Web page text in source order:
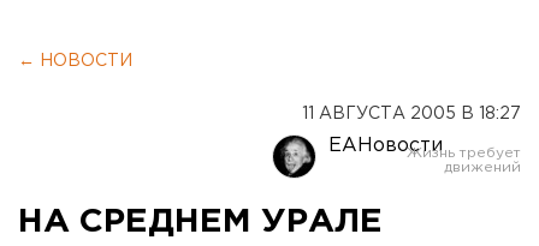
← НОВОСТИ
11 АВГУСТА 2005 В 18:27
ЕАНовости
НА СРЕДНЕМ УРАЛЕ